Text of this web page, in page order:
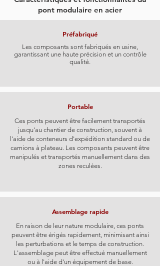
pont modulaire en acier
Préfabriqué
Les composants sont fabriqués en usine,
garantissant une haute précision et un contrôle
qualité.
Portable
Ces ponts peuvent être facilement transportés
jusqu'au chantier de construction, souvent à
l'aide de conteneurs d'expédition standard ou de
camions à plateau. Les composants peuvent être
manipulés et transportés manuellement dans des
zones reculées.
Assemblage rapide
En raison de leur nature modulaire, ces ponts
peuvent être érigés rapidement, minimisant ainsi
les perturbations et le temps de construction.
L'assemblage peut être effectué manuellement
ou à l'aide d'un équipement de base.